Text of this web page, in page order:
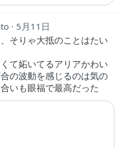
5月11日
そりゃ大抵のことはたい
て妬いてるアリアかわい
の波動を感じるのは気の
いも眼福で最高だった